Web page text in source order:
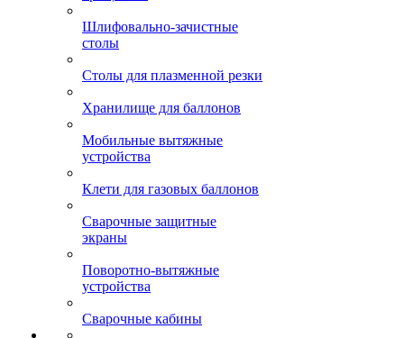
Шлифовально-зачистные
столы
Столы для плазменной резки
Хранилище для баллонов
Мобильные вытяжные
устройства
Клети для газовых баллонов
Сварочные защитные
экраны
Поворотно-вытяжные
устройства
Сварочные кабины